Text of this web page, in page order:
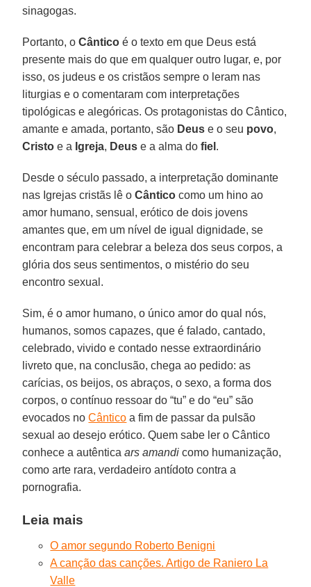
sinagogas.
Portanto, oCântico é o texto em que Deus está
presente mais do que em qualquer outro lugar, e, por
isso, os judeus e os cristãos sempre o leram nas
liturgias e o comentaram com interpretações
tipológicas e alegóricas. Os protagonistas do Cântico,
amante e amada, portanto, são Deus e o seu povo,
Cristo e a Igreja, Deus e a alma dofiel .
Desde o século passado, a interpretação dominante
nas Igrejas cristãs lê oCântico como um hino ao
amor humano, sensual, erótico de dois jovens
amantes que, em um nível de igual dignidade, se
encontram para celebrar a beleza dos seus corpos, a
glória dos seus sentimentos, o mistério do seu
encontro sexual.
Sim, é o amor humano, o único amor do qual nós,
humanos, somos capazes, que é falado, cantado,
celebrado, vivido e contado nesse extraordinário
livreto que, na conclusão, chega ao pedido: as
carícias, os beijos, os abraços, o sexo, a forma dos
corpos, o contínuo ressoar do “tu” e do “eu” são
evocados noCântico a fim de passar da pulsão
sexual ao desejo erótico. Quem sabe ler o Cântico
conhece a autênticaars amandi como humanização,
como arte rara, verdadeiro antídoto contra a
pornografia.
Leia mais
O amor segundo Roberto Benigni
A canção das canções. Artigo de Raniero La
Valle